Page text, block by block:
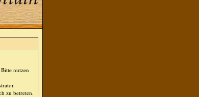
nutzen
zu betreten.